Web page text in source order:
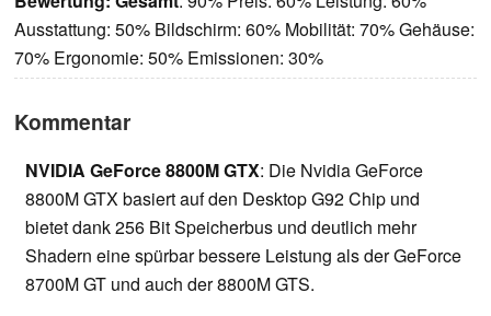
Ausstattung: 50% Bildschirm: 60% Mobilität: 70% Gehäuse:
70% Ergonomie: 50% Emissionen: 30%
Kommentar
NVIDIA GeForce 8800M GTX: Die Nvidia GeForce
8800M GTX basiert auf den Desktop G92 Chip und
bietet dank 256 Bit Speicherbus und deutlich mehr
Shadern eine spürbar bessere Leistung als der GeForce
8700M GT und auch der 8800M GTS.